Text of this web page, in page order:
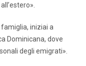
iniziai a
Dominicana, dove
degli emigrati».